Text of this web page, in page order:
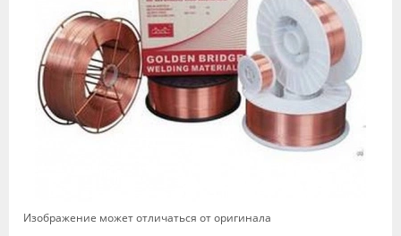
Изображение может отличаться от оригинала